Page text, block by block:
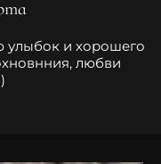
улыбок и хорошего
любви